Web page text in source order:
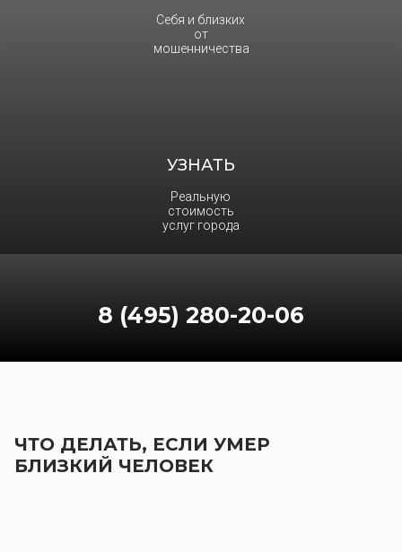
Себя и близких
от
мошенничества
УЗНАТЬ
Реальную
стоимость
услуг города
8 (495) 280-20-06
ЧТО ДЕЛАТЬ, ЕСЛИ УМЕР
БЛИЗКИЙ ЧЕЛОВЕК